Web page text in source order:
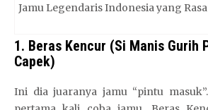
a
a
Jamu Legendaris Indonesia yang
1. Beras Kencur (Si Manis Gurih
Capek)
Ini dia juaranya jamu “pintu